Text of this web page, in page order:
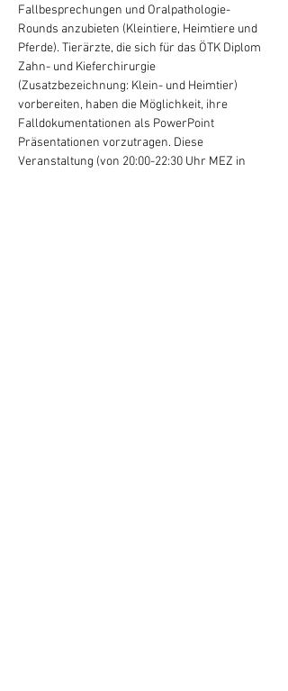
Fallbesprechungen und Oralpathologie-
Rounds anzubieten (Kleintiere, Heimtiere und
Pferde). Tierärzte, die sich für das ÖTK Diplom
Zahn- und Kieferchirurgie
(Zusatzbezeichnung: Klein- und Heimtier)
vorbereiten, haben die Möglichkeit, ihre
Falldokumentationen als PowerPoint
Präsentationen vorzutragen. Diese
Veranstaltung (von 20:00-22:30 Uhr MEZ in